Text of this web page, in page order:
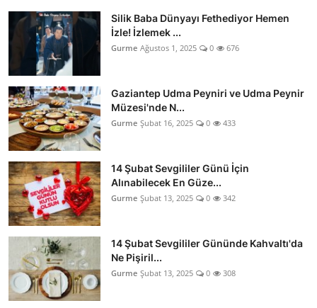
Silik Baba Dünyayı Fethediyor Hemen
İzle! İzlemek ...
Gurme Ağustos 1, 2025 0 676
Gaziantep Udma Peyniri ve Udma Peynir
Müzesi'nde N...
Gurme Şubat 16, 2025 0 433
14 Şubat Sevgililer Günü İçin
Alınabilecek En Güze...
Gurme Şubat 13, 2025 0 342
14 Şubat Sevgililer Gününde Kahvaltı'da
Ne Pişiril...
Gurme Şubat 13, 2025 0 308